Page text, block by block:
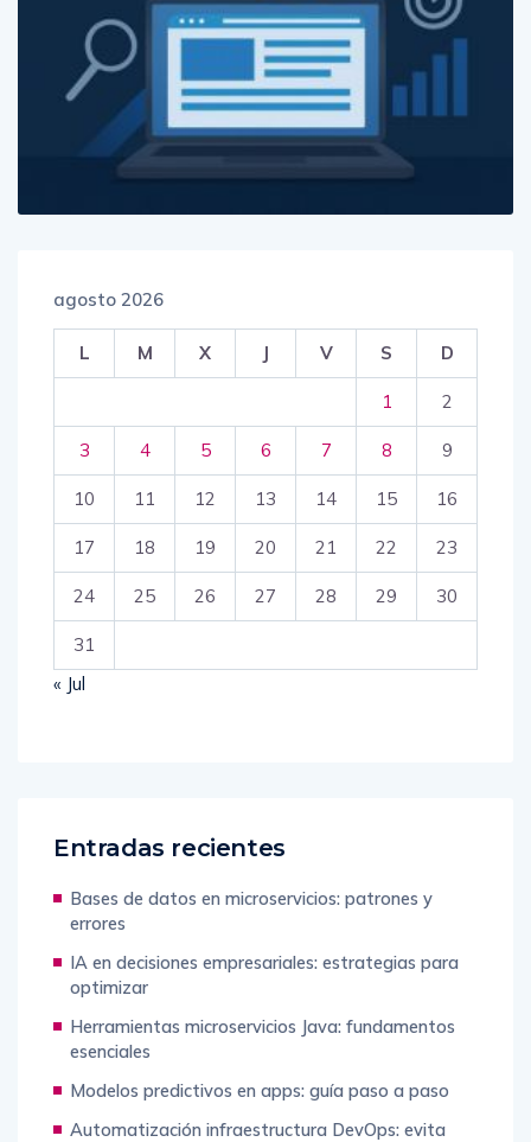
agosto 2026
L M X J V S D
1 2
3 4 5 6 7 8 9
10 11 12 13 14 15 16
17 18 19 20 21 22 23
24 25 26 27 28 29 30
31
Bases de datos en microservicios: patrones y
IA en decisiones empresariales: estrategias para
Herramientas microservicios Java: fundamentos